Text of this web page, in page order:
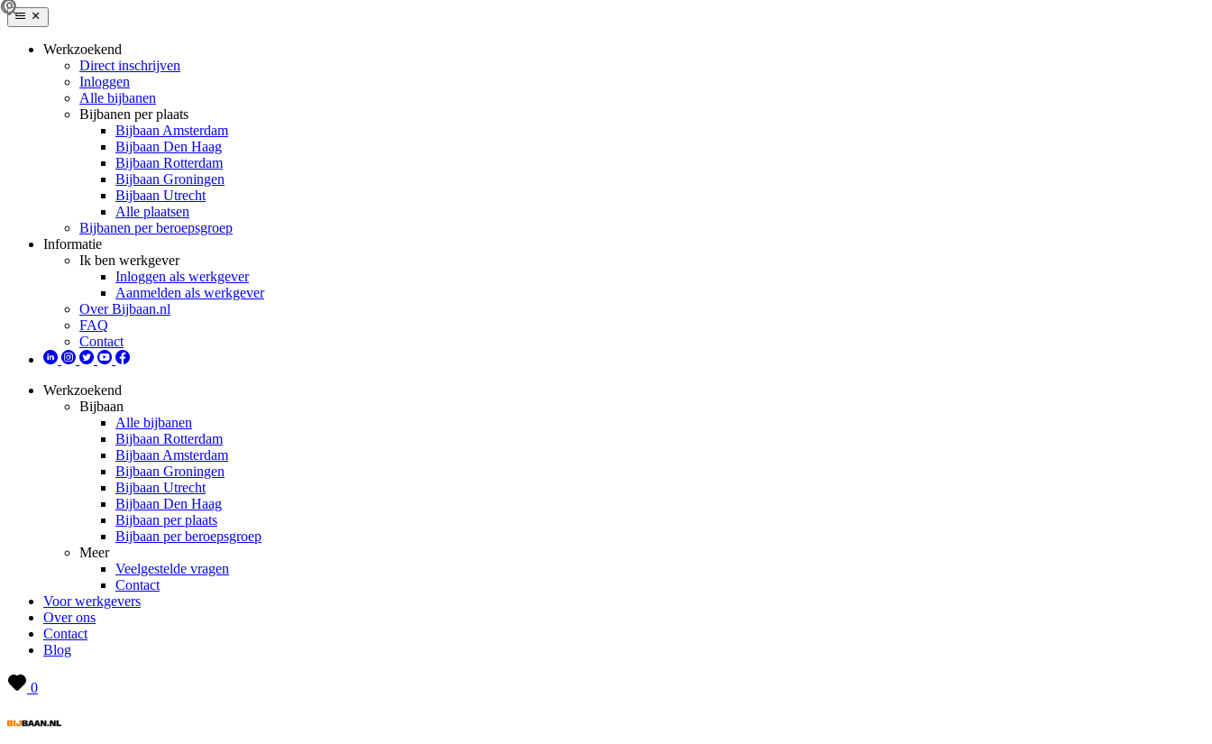
Werkzoekend
Direct inschrijven
Inloggen
Alle bijbanen
Bijbanen per plaats
Bijbaan Amsterdam
Bijbaan Den Haag
Bijbaan Rotterdam
Bijbaan Groningen
Bijbaan Utrecht
Alle plaatsen
Bijbanen per beroepsgroep
Informatie
Ik ben werkgever
Inloggen als werkgever
Aanmelden als werkgever
Over Bijbaan.nl
FAQ
Contact
Werkzoekend
Bijbaan
Alle bijbanen
Bijbaan Rotterdam
Bijbaan Amsterdam
Bijbaan Groningen
Bijbaan Utrecht
Bijbaan Den Haag
Bijbaan per plaats
Bijbaan per beroepsgroep
Meer
Veelgestelde vragen
Contact
Voor werkgevers
Over ons
Contact
Blog
0